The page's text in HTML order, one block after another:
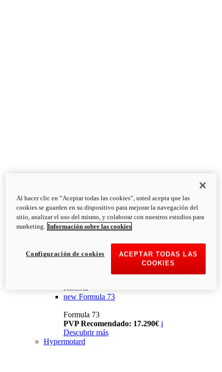
Historia
new Formula 73
Formula 73
PVP Recomendado: 17.290€ i
Descubrir más
Hypermotard
Al hacer clic en “Aceptar todas las cookies”, usted acepta que las
cookies se guarden en su dispositivo para mejorar la navegación del
sitio, analizar el uso del mismo, y colaborar con nuestros estudios para
marketing. Información sobre las cookies
ACEPTAR TODAS LAS
COOKIES
Configuración de cookies